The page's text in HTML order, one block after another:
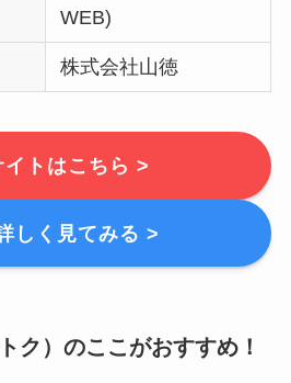
WEB)
株式会社山徳
イトはこちら >
しく見てみる >
ク）のここがおすすめ！